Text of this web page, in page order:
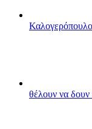
θέλουν να